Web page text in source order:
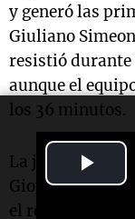
y generó las
Giuliano
resistió durante
aunque el
los 36 minutos.
La jugada se
Giovani Lo
el rebote,